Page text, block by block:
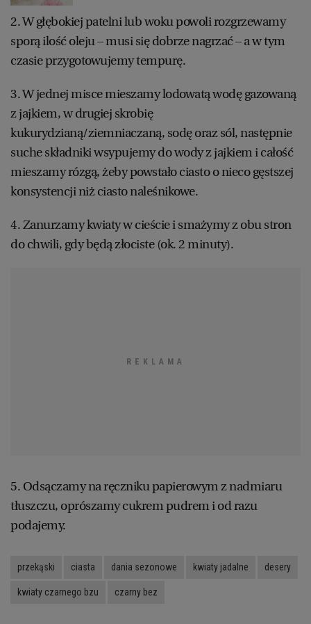
WROCŁAW
ZAKOPANE
ZIELONA GÓRA
2. W głębokiej patelni lub woku powoli rozgrzewamy
sporą ilość oleju – musi się dobrze nagrzać – a w tym
czasie przygotowujemy tempurę.
3. W jednej misce mieszamy lodowatą wodę gazowaną
z jajkiem, w drugiej skrobię
kukurydzianą/ziemniaczaną, sodę oraz sól, następnie
suche składniki wsypujemy do wody z jajkiem i całość
mieszamy rózgą, żeby powstało ciasto o nieco gęstszej
konsystencji niż ciasto naleśnikowe.
4. Zanurzamy kwiaty w cieście i smażymy z obu stron
do chwili, gdy będą złociste (ok. 2 minuty).
5. Odsączamy na ręczniku papierowym z nadmiaru
tłuszczu, oprószamy cukrem pudrem i od razu
podajemy.
przekąski ciasta dania sezonowe kwiaty jadalne desery
kwiaty czarnego bzu czarny bez